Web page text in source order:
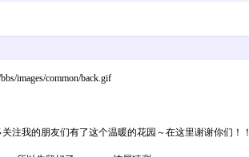
images/common/back.gif
注我的朋友们有了这个温暖的花园～在这里谢谢你们！！